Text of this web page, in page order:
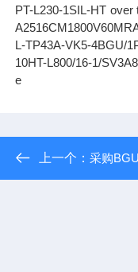
PT-L230-1SIL-HT
L-TP43A-VK5-4BGU/
10HT-L800/16-1/
e
上一个：采购